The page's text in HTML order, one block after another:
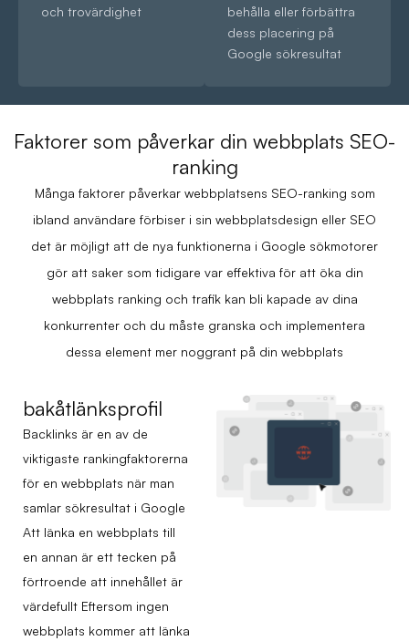
och trovärdighet
behålla eller förbättra
dess placering på
Google sökresultat
Faktorer som påverkar din webbplats SEO-
ranking
Många faktorer påverkar webbplatsens SEO-ranking som
ibland användare förbiser i sin webbplatsdesign eller SEO
det är möjligt att de nya funktionerna i Google sökmotorer
gör att saker som tidigare var effektiva för att öka din
webbplats ranking och trafik kan bli kapade av dina
konkurrenter och du måste granska och implementera
dessa element mer noggrant på din webbplats
bakåtlänksprofil
Backlinks är en av de
viktigaste rankingfaktorerna
för en webbplats när man
samlar sökresultat i Google
Att länka en webbplats till
en annan är ett tecken på
förtroende att innehållet är
värdefullt Eftersom ingen
webbplats kommer att länka